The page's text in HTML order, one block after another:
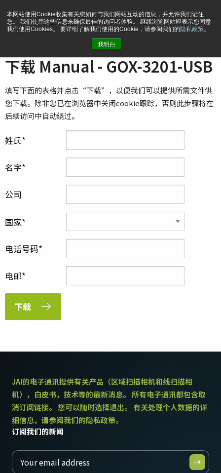
本网站使用Cookie收集有关您如何与我们网站互动的信息，并允许我们记住
您。 我们使用这些信息来确保最佳的访问者体验。 继续浏览网站即表示您同意
我们使用Cookies。 要详细了解我们使用的Cookie，请参阅我们的隐私政策。
我明白
下载 Manual - GOX-3201-USB
填写下面的表格并点击“下载”，以便我们可以提供所需文件供
您下载。除非您已在浏览器中关闭cookie跟踪，否则此步骤将在
后续访问中自动绕过。
姓氏
名字
公司
国家
电话号码
电邮
下载
JAI的电子通讯提供有关产品（区域扫描相机和线扫描相
机），白皮书，技术等的最新消息。 所有电子通讯都包含取
消订阅链接。 您可以随时选择退出。 有关处理个人数据的详
细信息，请参阅我们的隐私政策。
订阅我们的新闻